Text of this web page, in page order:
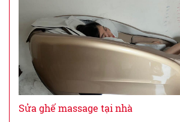
Sửa ghế massage tại nhà